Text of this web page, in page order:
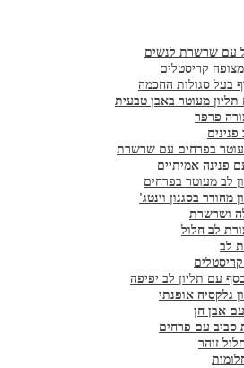
עם שרשרת לנשים
קריסטלים
בעל סגולות החכמה
מעוטר באבן טבעית
פרפר
בפרחים עם שרשרת
לב מעוטר בפרחים
בסגנון וינטג'
ושרשרת
לב חלול
לב
עם תליון לב יפיפה
גלקסיה אופנתי
עם פרחים
זוהר